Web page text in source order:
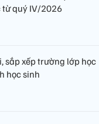
từ quý IV/2026
sắp xếp trường lớp học
học sinh